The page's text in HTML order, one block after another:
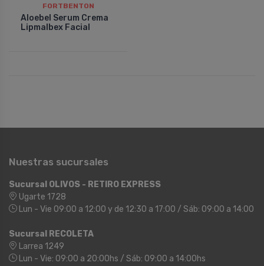
FORTBENTON
Aloebel Serum Crema
Lipmalbex Facial
Nuestras sucursales
Sucursal OLIVOS - RETIRO EXPRESS
Ugarte 1728
Lun - Vie 09:00 a 12:00 y de 12:30 a 17:00 / Sáb: 09:00 a 14:00
Sucursal RECOLETA
Larrea 1249
Lun - Vie: 09:00 a 20:00hs / Sáb: 09:00 a 14:00hs